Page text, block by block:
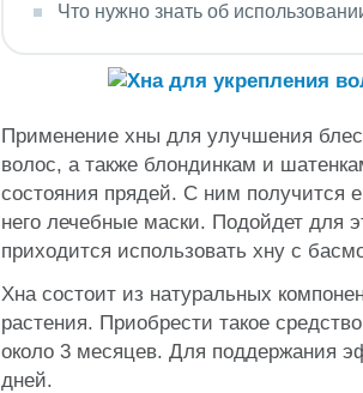
Что нужно знать об
Применение хны для улучшения
волос, а также блондинкам и
состояния прядей. С ним получится
него лечебные маски. Подойдет для
приходится использовать хну с
Хна состоит из натуральных
растения. Приобрести такое
около 3 месяцев. Для поддержания
дней.